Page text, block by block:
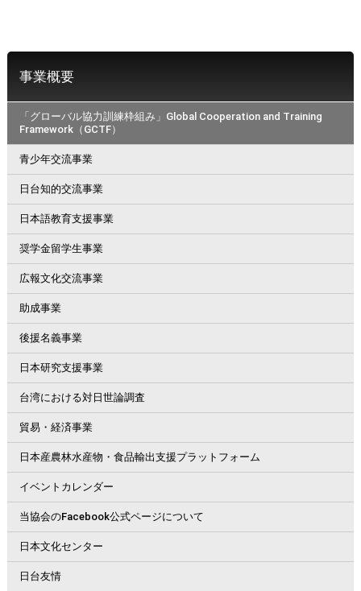
事業概要
「グローバル協力訓練枠組み」Global Cooperation and Training
Framework（GCTF）
青少年交流事業
日台知的交流事業
日本語教育支援事業
奨学金留学生事業
広報文化交流事業
助成事業
後援名義事業
日本研究支援事業
台湾における対日世論調査
貿易・経済事業
日本産農林水産物・食品輸出支援プラットフォーム
イベントカレンダー
当協会のFacebook公式ページについて
日本文化センター
日台友情